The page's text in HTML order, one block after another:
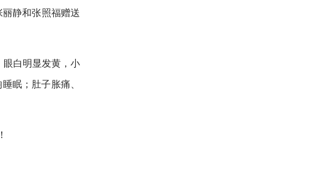
静和张照福赠送
眼白明显发黄，小
眠；肚子胀痛、